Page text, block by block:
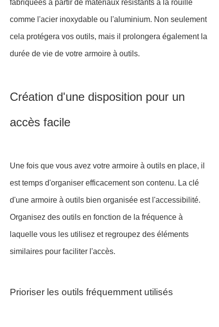
fabriquées à partir de matériaux résistants à la rouille
comme l'acier inoxydable ou l'aluminium. Non seulement
cela protégera vos outils, mais il prolongera également la
durée de vie de votre armoire à outils.
Création d'une disposition pour un
accès facile
Une fois que vous avez votre armoire à outils en place, il
est temps d'organiser efficacement son contenu. La clé
d'une armoire à outils bien organisée est l'accessibilité.
Organisez des outils en fonction de la fréquence à
laquelle vous les utilisez et regroupez des éléments
similaires pour faciliter l'accès.
Prioriser les outils fréquemment utilisés